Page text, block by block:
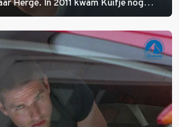
Hergé. In 2011 kwam Kuifje nog
of Tintin van Steven Spielberg.